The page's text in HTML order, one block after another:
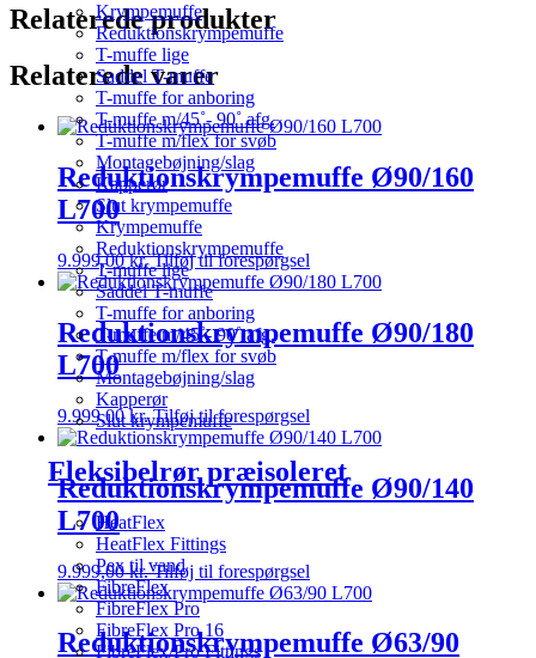
Krympemuffe
Reduktionskrympemuffe
T-muffe lige
Saddel T-muffe
T-muffe for anboring
T-muffe m/45˚- 90˚ afg.
T-muffe m/flex for svøb
Montagebøjning/slag
Kapperør
Slut krympemuffe
Krympemuffe
Reduktionskrympemuffe
T-muffe lige
Saddel T-muffe
T-muffe for anboring
T-muffe m/45˚- 90˚ afg.
T-muffe m/flex for svøb
Montagebøjning/slag
Kapperør
Slut krympemuffe
Fleksibelrør præisoleret
HeatFlex
HeatFlex Fittings
Pex til vand
FibreFlex
FibreFlex Pro
FibreFlex Pro 16
FibreFlex/Pro Fittings
Relaterede produkter
Relaterede varer
Reduktionskrympemuffe Ø90/160
L700
9.999,00kr. Tilføj til forespørgsel
Reduktionskrympemuffe Ø90/180
L700
9.999,00kr. Tilføj til forespørgsel
Reduktionskrympemuffe Ø90/140
L700
9.999,00kr. Tilføj til forespørgsel
Reduktionskrympemuffe Ø63/90